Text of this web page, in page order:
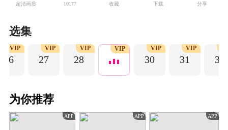
绝望感同身受，顾云峥决定放弃大好前程，毕生
超清画质 10177 收藏 下载 分享
选集
26
VIP
27
VIP
28
VIP VIP
30
VIP
31
VIP
32
为你推荐
APP APP APP